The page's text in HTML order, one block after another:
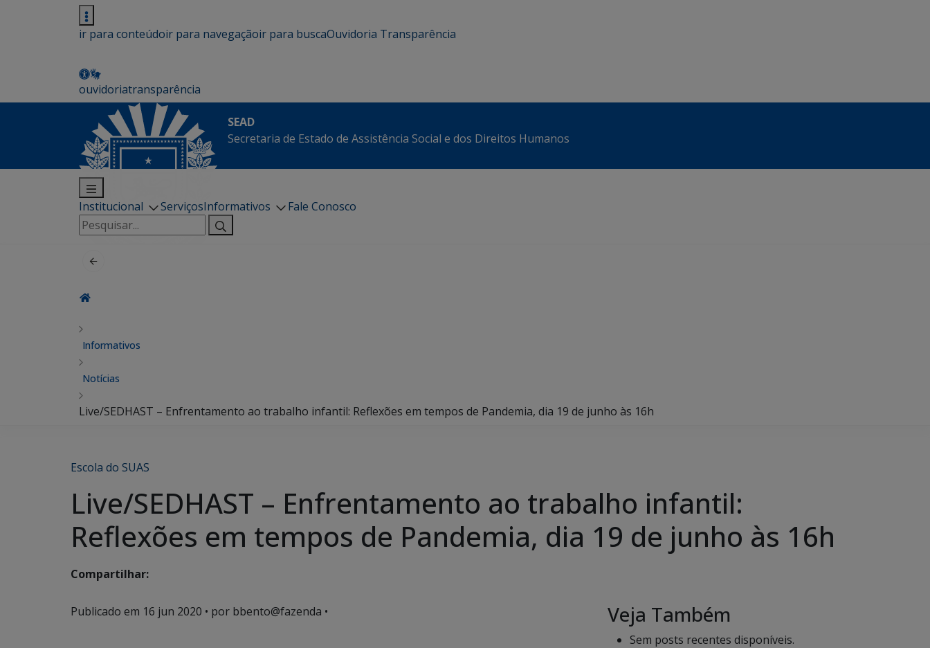
ir para conteúdoir para navegaçãoir para buscaOuvidoria Transparência
ouvidoriatransparência
SEAD
Secretaria de Estado de Assistência Social e dos Direitos Humanos
Institucional ServiçosInformativos
Fale Conosco
Pesquisar
por:
Informativos
Notícias
Live/SEDHAST – Enfrentamento ao trabalho infantil: Reflexões em tempos de Pandemia, dia 19 de junho às 16h
Escola do SUAS
Live/SEDHAST – Enfrentamento ao trabalho infantil:
Reflexões em tempos de Pandemia, dia 19 de junho às 16h
Compartilhar:
Publicado em 16 jun 2020 • por bbento@fazenda • Veja Também
Sem posts recentes disponíveis.